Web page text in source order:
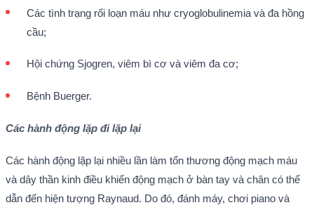
Các tình trạng rối loạn máu như cryoglobulinemia và đa hồng
cầu;
Hội chứng Sjogren, viêm bì cơ và viêm đa cơ;
Bệnh Buerger.
Các hành động lặp đi lặp lại
Các hành động lặp lại nhiều lần làm tổn thương động mạch máu
và dây thần kinh điều khiển động mạch ở bàn tay và chân có thể
dẫn đến hiện tượng Raynaud. Do đó, đánh máy, chơi piano và